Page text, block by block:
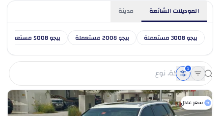
الموديلات الشائعة مدينة
بيجو 3008 مستعملة بيجو 2008 مستعملة بيجو 5008 مستعملة
1
سعر عادل